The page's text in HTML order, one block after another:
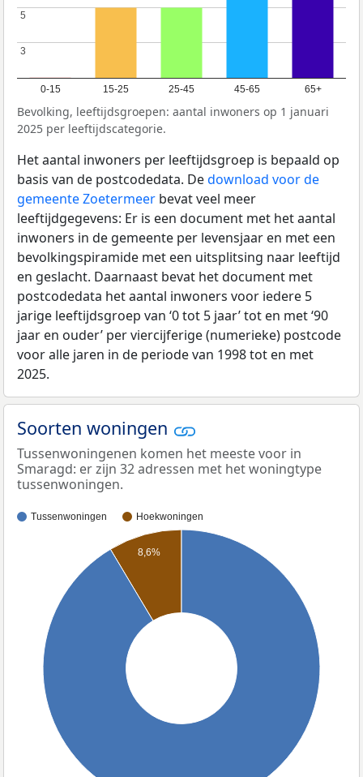
0-15 15-25 25-45 45-65 65+
3
3
5
5
Bevolking, leeftijdsgroepen: aantal inwoners op 1 januari
2025 per leeftijdscategorie.
Het aantal inwoners per leeftijdsgroep is bepaald op
basis van de postcodedata. Dedownload voor de
gemeente Zoetermeer bevat veel meer
leeftijdgegevens: Er is een document met het aantal
inwoners in de gemeente per levensjaar en met een
bevolkingspiramide met een uitsplitsing naar leeftijd
en geslacht. Daarnaast bevat het document met
postcodedata het aantal inwoners voor iedere 5
jarige leeftijdsgroep van ‘0 tot 5 jaar’ tot en met ‘90
jaar en ouder’ per viercijferige (numerieke) postcode
voor alle jaren in de periode van 1998 tot en met
2025.
Soorten woningen
Tussenwoningenen komen het meeste voor in
Smaragd: er zijn 32 adressen met het woningtype
tussenwoningen.
Tussenwoningen Hoekwoningen
8,6%